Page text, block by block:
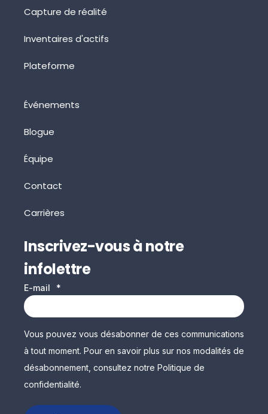
Capture de réalité
Inventaires d'actifs
Plateforme
Événements
Blogue
Équipe
Contact
Carrières
Inscrivez-vous à notre
infolettre
E-mail *
Vous pouvez vous désabonner de ces communications
à tout moment. Pour en savoir plus sur nos modalités de
désabonnement, consultez notre Politique de
confidentialité.